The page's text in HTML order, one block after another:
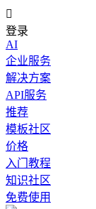

登录
AI
企业服务
解决方案
API服务
推荐
模板社区
价格
入门教程
知识社区
免费使用